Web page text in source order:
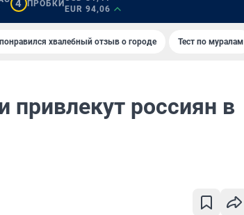
4 ПРОБКИ
EUR 94,06
хвалебный отзыв о городе Тест по мурaлaм
россиян в